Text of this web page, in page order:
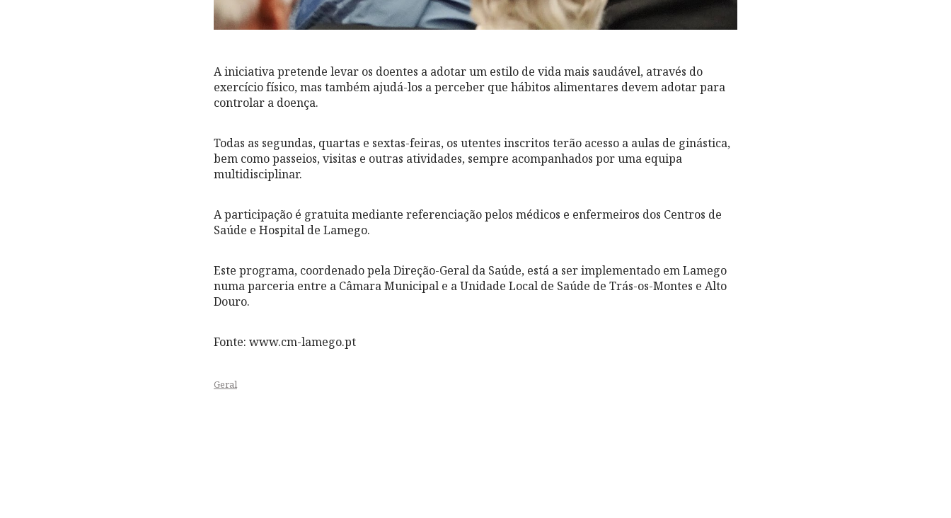
A iniciativa pretende levar os doentes a adotar um estilo de vida mais saudável, através do
exercício físico, mas também ajudá-los a perceber que hábitos alimentares devem adotar para
controlar a doença.
Todas as segundas, quartas e sextas-feiras, os utentes inscritos terão acesso a aulas de ginástica,
bem como passeios, visitas e outras atividades, sempre acompanhados por uma equipa
multidisciplinar.
A participação é gratuita mediante referenciação pelos médicos e enfermeiros dos Centros de
Saúde e Hospital de Lamego.
Este programa, coordenado pela Direção-Geral da Saúde, está a ser implementado em Lamego
numa parceria entre a Câmara Municipal e a Unidade Local de Saúde de Trás-os-Montes e Alto
Douro.
Fonte: www.cm-lamego.pt
Geral